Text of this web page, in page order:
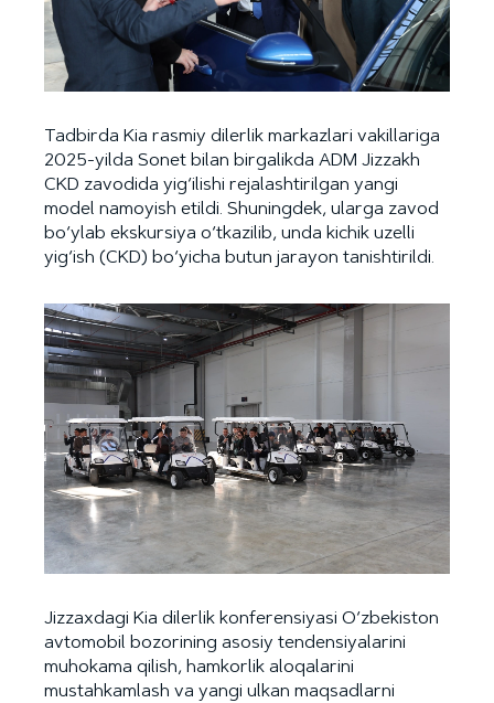
Tadbirda Kia rasmiy dilerlik markazlari vakillariga
2025-yilda Sonet bilan birgalikda ADM Jizzakh
CKD zavodida yig‘ilishi rejalashtirilgan yangi
model namoyish etildi. Shuningdek, ularga zavod
bo‘ylab ekskursiya o‘tkazilib, unda kichik uzelli
yig‘ish (CKD) bo‘yicha butun jarayon tanishtirildi.
Jizzaxdagi Kia dilerlik konferensiyasi O‘zbekiston
avtomobil bozorining asosiy tendensiyalarini
muhokama qilish, hamkorlik aloqalarini
mustahkamlash va yangi ulkan maqsadlarni